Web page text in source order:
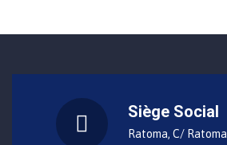
Siège Social
Ratoma, C/ Ratoma